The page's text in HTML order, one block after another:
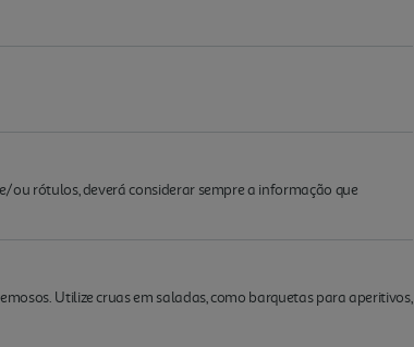
rótulos, deverá considerar sempre a informação que
Utilize cruas em saladas, como barquetas para aperitivos,